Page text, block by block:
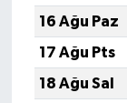
16 Ağu Paz
17 Ağu Pts
18 Ağu Sal